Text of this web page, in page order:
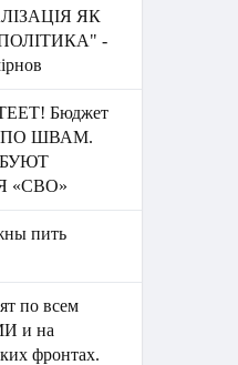
ЯК
-
Бюджет
ШВАМ.
«СВО»
пить
по всем
и на
фронтах.